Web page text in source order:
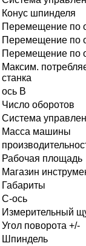
Конус шпинделя
Перемещение по
Перемещение по
Перемещение по
Максим.
станка
ось B
Число оборотов
Система
Масса машины
Рабочая площадь
Магазин
Габариты
C-ось
Измерительный
Угол поворота +/-
Шпиндель